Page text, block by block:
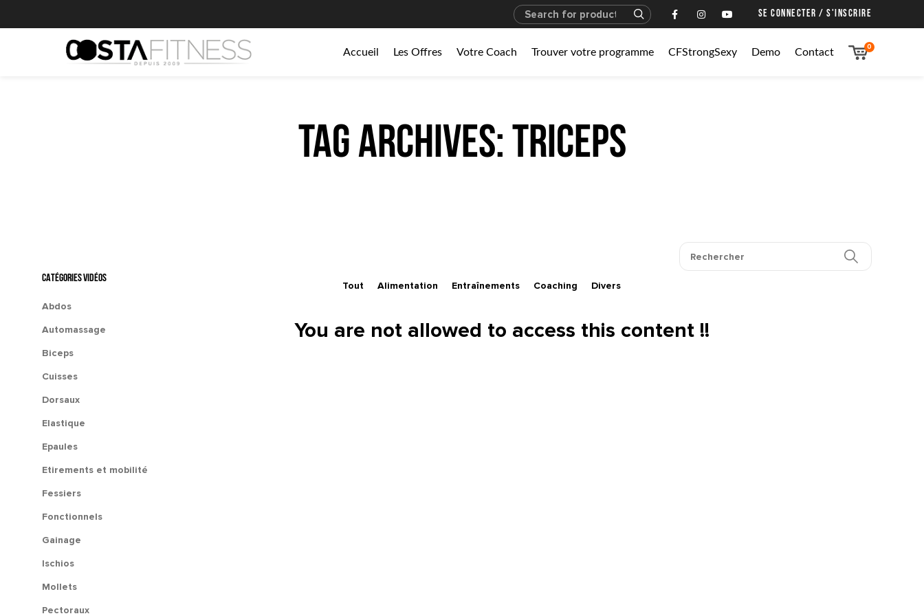
SE CONNECTER / S'INSCRIRE
Accueil Les Offres Votre Coach Trouver votre programme CFStrongSexy Demo Contact
0
Tag Archives: triceps
CATÉGORIES VIDÉOS
Abdos
Automassage
Biceps
Cuisses
Dorsaux
Elastique
Epaules
Etirements et mobilité
Fessiers
Fonctionnels
Gainage
Ischios
Mollets
Pectoraux
Tout Alimentation Entraînements Coaching Divers
You are not allowed to access this content !!